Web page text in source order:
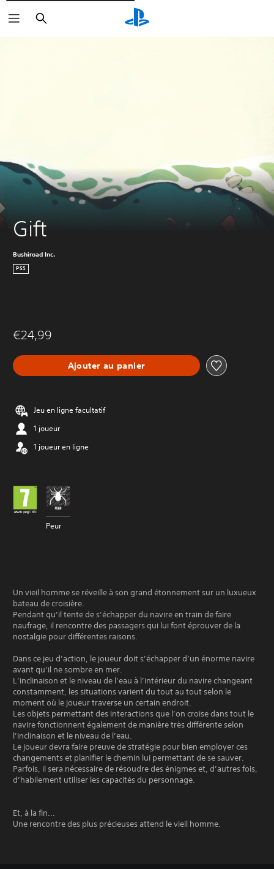
Rechercher
Gift
Bushiroad Inc.
PS5
€24,99
Ajouter au panier
Jeu en ligne facultatif
1 joueur
1 joueur en ligne
Peur
Un vieil homme se réveille à son grand étonnement sur un luxueux
bateau de croisière.
Pendant qu’il tente de s’échapper du navire en train de faire
naufrage, il rencontre des passagers qui lui font éprouver de la
nostalgie pour différentes raisons.
Dans ce jeu d’action, le joueur doit s’échapper d’un énorme navire
avant qu’il ne sombre en mer.
L’inclinaison et le niveau de l’eau à l’intérieur du navire changeant
constamment, les situations varient du tout au tout selon le
moment où le joueur traverse un certain endroit.
Les objets permettant des interactions que l’on croise dans tout le
navire fonctionnent également de manière très différente selon
l’inclinaison et le niveau de l’eau.
Le joueur devra faire preuve de stratégie pour bien employer ces
changements et planifier le chemin lui permettant de se sauver.
Parfois, il sera nécessaire de résoudre des énigmes et, d’autres fois,
d’habilement utiliser les capacités du personnage.
Et, à la fin...
Une rencontre des plus précieuses attend le vieil homme.